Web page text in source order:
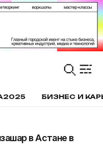
БИЗНЕС И
в Астане в